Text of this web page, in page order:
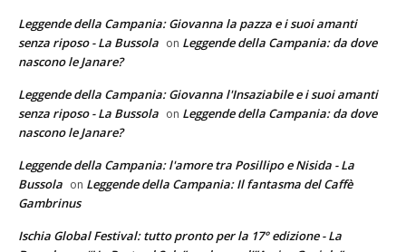
Leggende della Campania: Giovanna la pazza e i suoi amanti
senza riposo - La Bussola on Leggende della Campania: da dove
nascono le Janare?
Leggende della Campania: Giovanna l'Insaziabile e i suoi amanti
senza riposo - La Bussola on Leggende della Campania: da dove
nascono le Janare?
Leggende della Campania: l'amore tra Posillipo e Nisida - La
Bussola on Leggende della Campania: Il fantasma del Caffè
Gambrinus
Ischia Global Festival: tutto pronto per la 17° edizione - La